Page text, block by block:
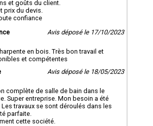
et goûts du client.
prix du devis.
confiance
Avis déposé le 17/10/2023
en bois. Très bon travail et
et compétentes
Avis déposé le 18/05/2023
complète de salle de bain dans le
Super entreprise. Mon besoin a été
travaux se sont déroulés dans les
parfaite.
cette société.